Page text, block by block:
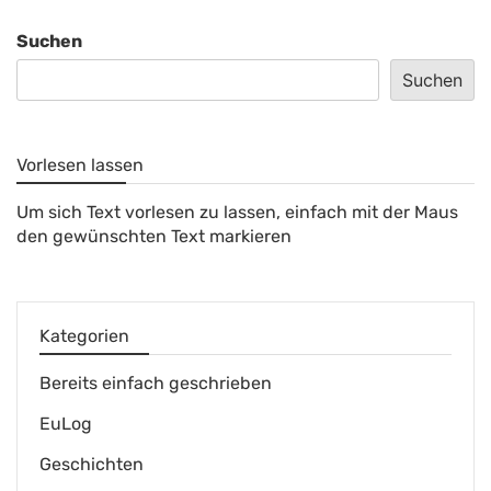
Suchen
Suchen
Vorlesen lassen
Um sich Text vorlesen zu lassen, einfach mit der Maus
den gewünschten Text markieren
Kategorien
Bereits einfach geschrieben
EuLog
Geschichten